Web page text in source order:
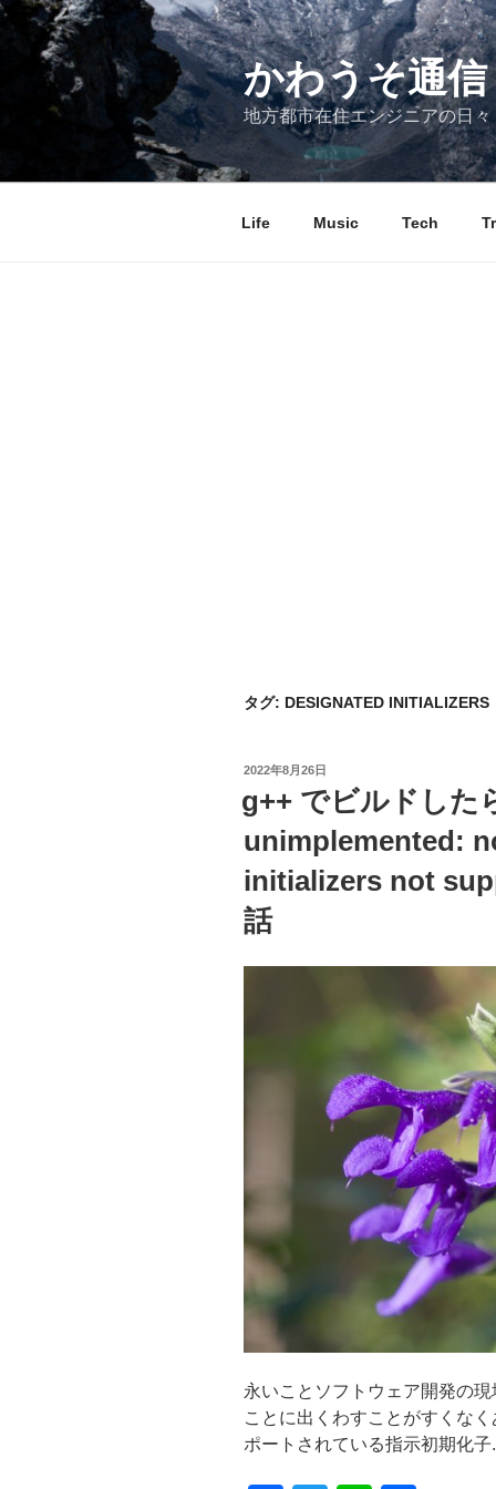
コ
かわうそ通信
地方都市在住エンジニアの日々
Life Music Tech
タグ: DESIGNATED INITIALIZERS
投
日:
2022年8月26日
g++ でビルドした
unimplemented:
initializers not
話
永いことソフトウェア開発の
ことに出くわすことがすくな
ポートされている指示初期化子